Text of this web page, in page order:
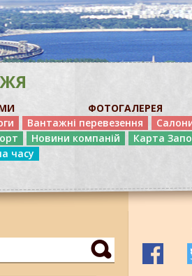
ФОТОГАЛЕРЕЯ
Вантажні перевезення
Новини компаній
Карта
часу